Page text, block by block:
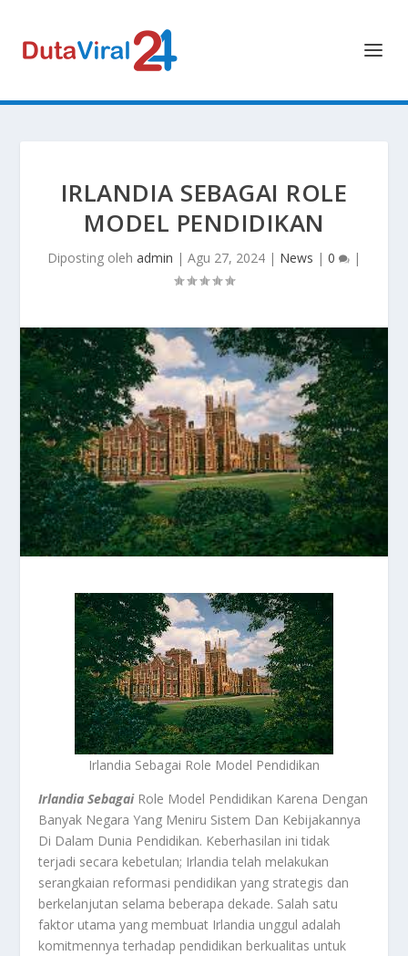
IRLANDIA SEBAGAI ROLE
MODEL PENDIDIKAN
Diposting oleh admin | Agu 27, 2024 | News | 0 |
Irlandia Sebagai Role Model Pendidikan
Irlandia SebagaiRole Model Pendidikan Karena Dengan
Banyak Negara Yang Meniru Sistem Dan Kebijakannya
Di Dalam Dunia Pendidikan. Keberhasilan ini tidak
terjadi secara kebetulan; Irlandia telah melakukan
serangkaian reformasi pendidikan yang strategis dan
berkelanjutan selama beberapa dekade. Salah satu
faktor utama yang membuat Irlandia unggul adalah
komitmennya terhadap pendidikan berkualitas untuk